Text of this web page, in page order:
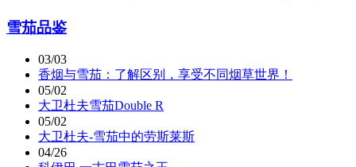
雪茄品鉴
03/03
香烟与雪茄：了解区别，享受不同烟草世界！
05/02
大卫杜夫雪茄Double R
05/02
大卫杜夫-雪茄中的劳斯莱斯
04/26